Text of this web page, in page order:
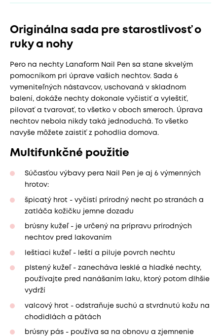
Originálna sada pre starostlivosť o
ruky a nohy
Pero na nechty Lanaform Nail Pen sa stane skvelým
pomocníkom pri úprave vašich nechtov. Sada 6
vymeniteľných nástavcov, uschovaná v skladnom
balení, dokáže nechty dokonale vyčistiť a vyleštiť,
pilovať a tvarovať, to všetko v oboch smeroch. Úprava
nechtov nebola nikdy taká jednoduchá. To všetko
navyše môžete zaistiť z pohodlia domova.
Multifunkčné použitie
Súčasťou výbavy pera Nail Pen je aj 6 výmenných
hrotov:
špicatý hrot - vyčistí prírodný necht po stranách a
zatláča kožičku jemne dozadu
brúsny kužeľ - je určený na prípravu prírodných
nechtov pred lakovaním
leštiaci kužeľ - leští a piluje povrch nechtu
plstený kužeľ - zanecháva lesklé a hladké nechty,
používajte pred nanášaním laku, ktorý potom dlhšie
vydrží
valcový hrot - odstraňuje suchú a stvrdnutú kožu na
chodidlách a pätách
brúsny pás - používa sa na obnovu a zjemnenie